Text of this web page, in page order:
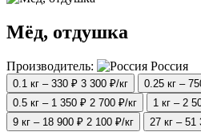
Мёд, отдушка
Производитель: Россия
0.1 кг – 330 ₽ 3 300 ₽/кг 0.25 кг –
0.5 кг – 1 350 ₽ 2 700 ₽/кг 1 кг – 2
9 кг – 18 900 ₽ 2 100 ₽/кг 27 кг – 51